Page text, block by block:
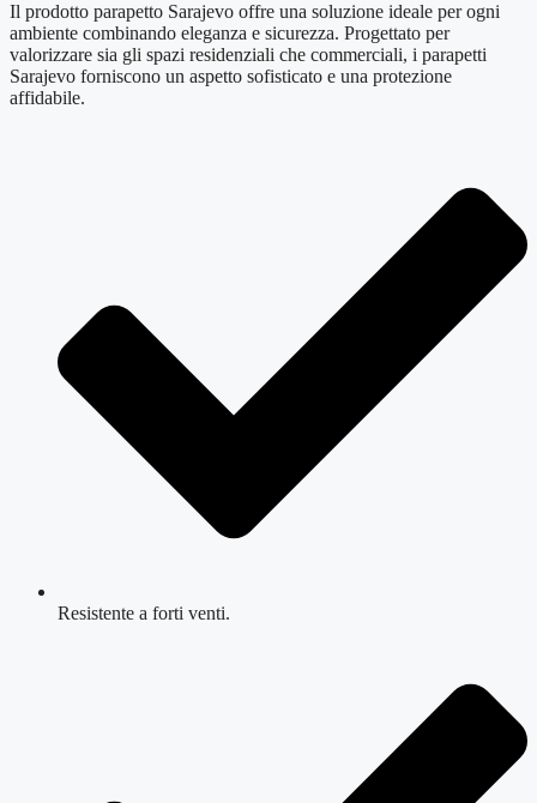
Il prodotto parapetto Sarajevo offre una soluzione ideale per ogni
ambiente combinando eleganza e sicurezza. Progettato per
valorizzare sia gli spazi residenziali che commerciali, i parapetti
Sarajevo forniscono un aspetto sofisticato e una protezione
affidabile.
Resistente a forti venti.